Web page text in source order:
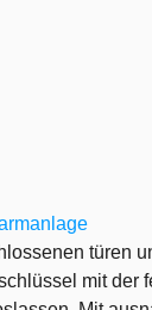
türen
mit der